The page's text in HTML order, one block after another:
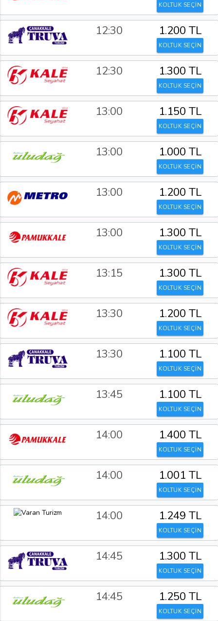
KOLTUK SEÇİN
12:30 1.200 TL
KOLTUK SEÇİN
12:30 1.300 TL
KOLTUK SEÇİN
13:00 1.150 TL
KOLTUK SEÇİN
13:00 1.000 TL
KOLTUK SEÇİN
13:00 1.200 TL
KOLTUK SEÇİN
13:00 1.300 TL
KOLTUK SEÇİN
13:15 1.300 TL
KOLTUK SEÇİN
13:30 1.200 TL
KOLTUK SEÇİN
13:30 1.100 TL
KOLTUK SEÇİN
13:45 1.100 TL
KOLTUK SEÇİN
14:00 1.400 TL
KOLTUK SEÇİN
14:00 1.001 TL
KOLTUK SEÇİN
14:00 1.249 TL
KOLTUK SEÇİN
14:45 1.300 TL
KOLTUK SEÇİN
14:45 1.250 TL
KOLTUK SEÇİN